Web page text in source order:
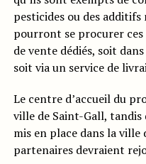
pesticides ou des
pourront se procurer
de vente dédiés, soit
soit via un service de
Le centre d’accueil du
ville de Saint-Gall, tandis
mis en place dans la ville
partenaires devraient